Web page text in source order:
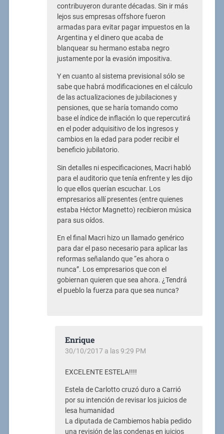
contribuyeron durante décadas. Sin ir más
lejos sus empresas offshore fueron
armadas para evitar pagar impuestos en la
Argentina y el dinero que acaba de
blanquear su hermano estaba negro
justamente por la evasión impositiva.
Y en cuanto al sistema previsional sólo se
sabe que habrá modificaciones en el cálculo
de las actualizaciones de jubilaciones y
pensiones, que se haría tomando como
base el índice de inflación lo que repercutirá
en el poder adquisitivo de los ingresos y
cambios en la edad para poder recibir el
beneficio jubilatorio.
Sin detalles ni especificaciones, Macri habló
para el auditorio que tenía enfrente y les dijo
lo que ellos querían escuchar. Los
empresarios allí presentes (entre quienes
estaba Héctor Magnetto) recibieron música
para sus oídos.
En el final Macri hizo un llamado genérico
para dar el paso necesario para aplicar las
reformas señalando que “es ahora o
nunca”. Los empresarios que con el
gobiernan quieren que sea ahora. ¿Tendrá
el pueblo la fuerza para que sea nunca?
Enrique
30/10/2017 a las 9:29 PM
EXCELENTE ESTELA!!!!
Estela de Carlotto cruzó duro a Carrió
por su intención de revisar los juicios de
lesa humanidad
La diputada de Cambiemos había pedido
una revisión de las condenas en juicios